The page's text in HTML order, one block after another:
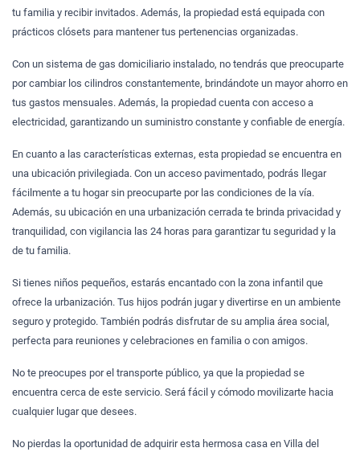
tu familia y recibir invitados. Además, la propiedad está equipada con
prácticos clósets para mantener tus pertenencias organizadas.
Con un sistema de gas domiciliario instalado, no tendrás que preocuparte
por cambiar los cilindros constantemente, brindándote un mayor ahorro en
tus gastos mensuales. Además, la propiedad cuenta con acceso a
electricidad, garantizando un suministro constante y confiable de energía.
En cuanto a las características externas, esta propiedad se encuentra en
una ubicación privilegiada. Con un acceso pavimentado, podrás llegar
fácilmente a tu hogar sin preocuparte por las condiciones de la vía.
Además, su ubicación en una urbanización cerrada te brinda privacidad y
tranquilidad, con vigilancia las 24 horas para garantizar tu seguridad y la
de tu familia.
Si tienes niños pequeños, estarás encantado con la zona infantil que
ofrece la urbanización. Tus hijos podrán jugar y divertirse en un ambiente
seguro y protegido. También podrás disfrutar de su amplia área social,
perfecta para reuniones y celebraciones en familia o con amigos.
No te preocupes por el transporte público, ya que la propiedad se
encuentra cerca de este servicio. Será fácil y cómodo movilizarte hacia
cualquier lugar que desees.
No pierdas la oportunidad de adquirir esta hermosa casa en Villa del